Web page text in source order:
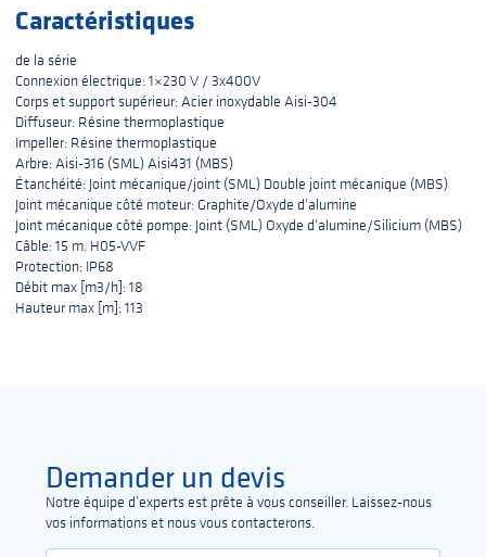
Caractéristiques
de la série
Connexion électrique: 1×230 V / 3x400V
Corps et support supérieur: Acier inoxydable Aisi-304
Diffuseur: Résine thermoplastique
Impeller: Résine thermoplastique
Arbre: Aisi-316 (SML) Aisi431 (MBS)
Étanchéité: Joint mécanique/joint (SML) Double joint mécanique (MBS)
Joint mécanique côté moteur: Graphite/Oxyde d’alumine
Joint mécanique côté pompe: Joint (SML) Oxyde d’alumine/Silicium (MBS)
Câble: 15 m. H05-VVF
Protection: IP68
Débit max [m3/h]: 18
Hauteur max [m]: 113
Demander un devis
Notre équipe d’experts est prête à vous conseiller. Laissez-nous
vos informations et nous vous contacterons.